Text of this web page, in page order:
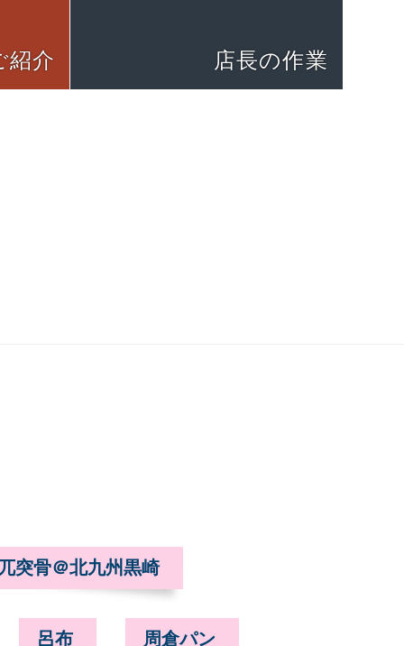
紹介 店長の作業
突骨＠北九州黒崎
呂布 周倉パン